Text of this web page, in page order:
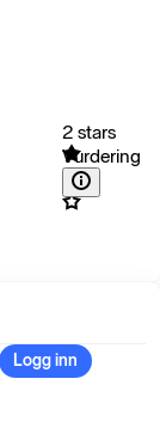
2 stars
Vurdering
Logg inn